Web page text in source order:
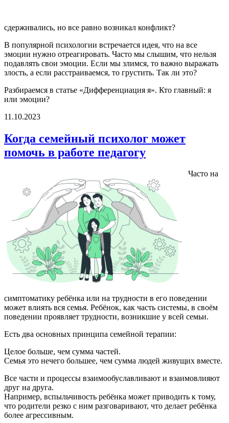
сдерживались, но все равно возникал конфликт?
В популярной психологии встречается идея, что на все
эмоции нужно отреагировать. Часто мы слышим, что нельзя
подавлять свои эмоции. Если мы злимся, то важно выражать
злость, а если расстраиваемся, то грустить. Так ли это?
Разбираемся в статье «Дифференциация я». Кто главный: я
или эмоции?
11.10.2023
Когда семейный психолог может
помочь в работе педагогу
Часто на
симптоматику ребёнка или на трудности в его поведении
может влиять вся семья. Ребёнок, как часть системы, в своём
поведении проявляет трудности, возникшие у всей семьи.
Есть два основных принципа семейной терапии:
Целое больше, чем сумма частей.
Семья это нечего большее, чем сумма людей живущих вместе.
Все части и процессы взаимообуславливают и взаимовлияют
друг на друга.
Например, вспыльчивость ребёнка может приводить к тому,
что родители резко с ним разговаривают, что делает ребёнка
более агрессивным.